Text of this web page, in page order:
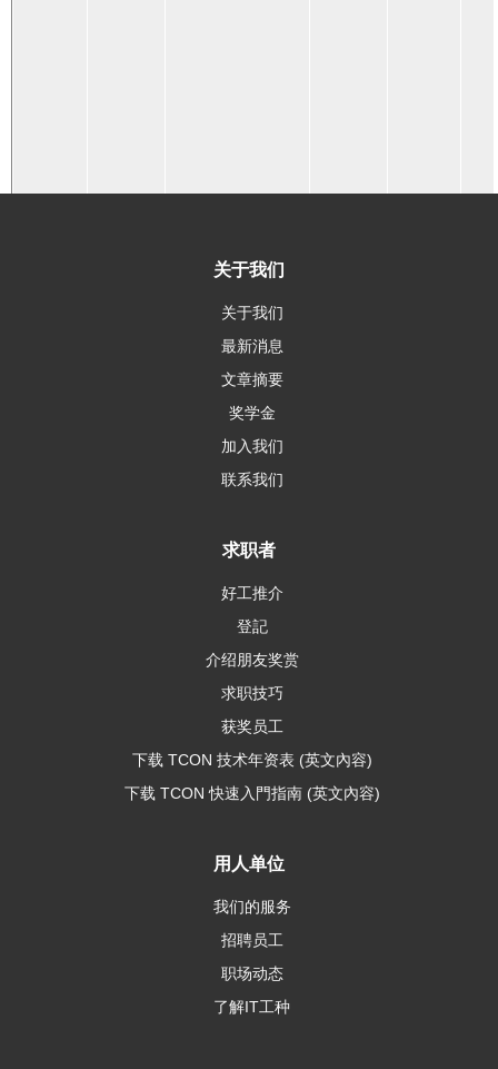
关于我们
关于我们
最新消息
文章摘要
奖学金
加入我们
联系我们
求职者
好工推介
登記
介绍朋友奖赏
求职技巧
获奖员工
下载 TCON 技术年资表 (英文內容)
下载 TCON 快速入門指南 (英文內容)
用人单位
我们的服务
招聘员工
职场动态
了解IT工种